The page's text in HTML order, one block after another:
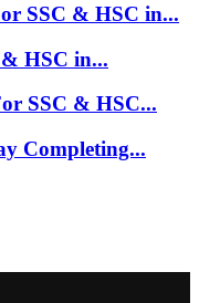
SSC & HSC in...
HSC in...
SSC & HSC...
Completing...